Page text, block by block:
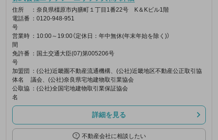
住所
：奈良県橿原市内膳町１丁目1番22号 K＆Kビル1階
電話番
号
：0120-948-951
営業時
間
：10:00～19:00（定休日：年中無休(年末年始を除く)）
免許番
号
：国土交通大臣(07)第005206号
加盟団
体名
：(公社)近畿圏不動産流通機構、(公社)近畿地区不動産公正取引協
議会、(公社)奈良県宅地建物取引業協会
公取協
名
：(公社)全国宅地建物取引業保証協会
詳細を見る
不動産会社に相談したい